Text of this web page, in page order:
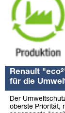
Renault
für die
Der
oberste Priorität,